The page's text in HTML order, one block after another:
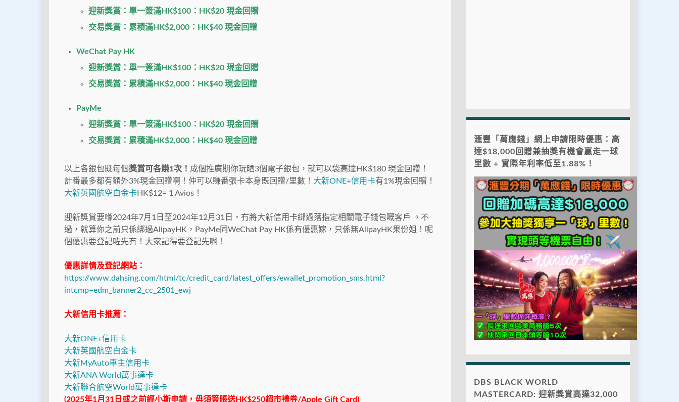
迎新獎賞：單一簽滿HK$100：HK$20 現金回贈
交易獎賞：累積滿HK$2,000：HK$40 現金回贈
WeChat Pay HK
迎新獎賞：單一簽滿HK$100：HK$20 現金回贈
交易獎賞：累積滿HK$2,000：HK$40 現金回贈
PayMe
迎新獎賞：單一簽滿HK$100：HK$20 現金回贈
交易獎賞：累積滿HK$2,000：HK$40 現金回贈
以上各銀包既每個獎賞可各賺1次！ 成個推廣期你玩晒3個電子銀包，就可以袋高達HK$180 現金回贈！
計番最多都有額外3%現金回贈啊！仲可以賺番張卡本身既回贈/里數！ 大新ONE+信用卡有1%現金回贈！
大新英國航空白金卡HK$12= 1 Avios！
迎新獎賞要喺2024年7月1日至2024年12月31日，冇將大新信用卡綁過落指定相關電子錢包嘅客戶 。不
過，就算你之前只係綁過AlipayHK ， PayMe 同 WeChat Pay HK係有優惠嫁，只係無AlipayHK果份姐！呢
個優惠要登記咗先有！大家記得要登記先啊！
優惠詳情及登記網站：
https://www.dahsing.com/html/tc/credit_card/latest_offers/ewallet_promotion_sms.html?
intcmp=edm_banner2_cc_2501_ewj
大新信用卡推薦：
大新ONE+信用卡
大新英國航空白金卡
大新MyAuto車主信用卡
大新ANA World萬事達卡
大新聯合航空World萬事達卡
(2025年1月31日或之前經小斯申請，毋須簽賬送HK$250超市禮券/Apple Gift Card)
滙豐「萬應錢」網上申請限時優惠：高
達$18,000回贈兼抽獎有機會贏走一球
里數 + 實際年利率低至1.88%！
DBS BLACK WORLD
MASTERCARD: 迎新獎賞高達32,000